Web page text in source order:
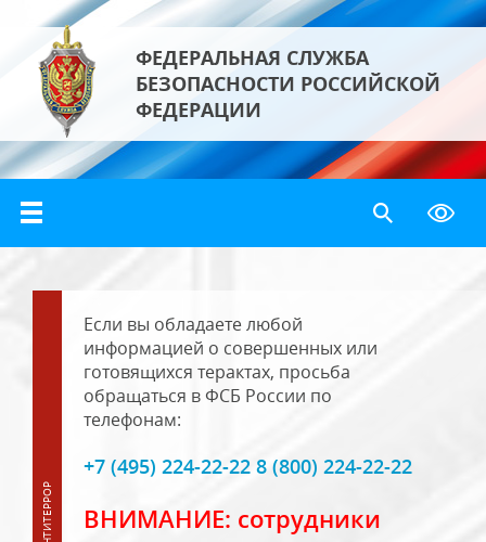
ФЕДЕРАЛЬНАЯ СЛУЖБА
БЕЗОПАСНОСТИ РОССИЙСКОЙ
ФЕДЕРАЦИИ
Если вы обладаете любой
информацией о совершенных или
готовящихся терактах, просьба
обращаться в ФСБ России по
телефонам:
+7 (495) 224-22-22 8 (800) 224-22-22
ВНИМАНИЕ: сотрудники